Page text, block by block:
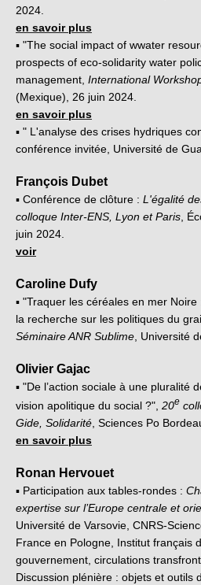
2024.
en savoir plus
▪ "The social impact of wwater
prospects of eco-solidarity water
management, International
(Mexique), 26 juin 2024.
en savoir plus
▪ " L'analyse des crises hydriques
conférence invitée, Université de
François Dubet
▪ Conférence de clôture : L'égalité
colloque Inter-ENS, Lyon et Paris ,
juin 2024.
voir
Caroline Dufy
▪ "Traquer les céréales en mer
la recherche sur les politiques du
Séminaire ANR Sublime , Université
Olivier Gajac
▪ "De l’action sociale à une pluralité
vision apolitique du social ?", 20e
Gide, Solidarité, Sciences Po
en savoir plus
Ronan Hervouet
▪ Participation aux tables-rondes :
expertise sur l’Europe centrale et
Université de Varsovie, CNRS-
France en Pologne, Institut français
gouvernement, circulations
Discussion plénière : objets et outils